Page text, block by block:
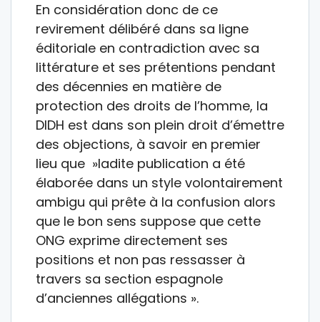
En considération donc de ce
revirement délibéré dans sa ligne
éditoriale en contradiction avec sa
littérature et ses prétentions pendant
des décennies en matière de
protection des droits de l’homme, la
DIDH est dans son plein droit d’émettre
des objections, à savoir en premier
lieu que »ladite publication a été
élaborée dans un style volontairement
ambigu qui prête à la confusion alors
que le bon sens suppose que cette
ONG exprime directement ses
positions et non pas ressasser à
travers sa section espagnole
d’anciennes allégations ».